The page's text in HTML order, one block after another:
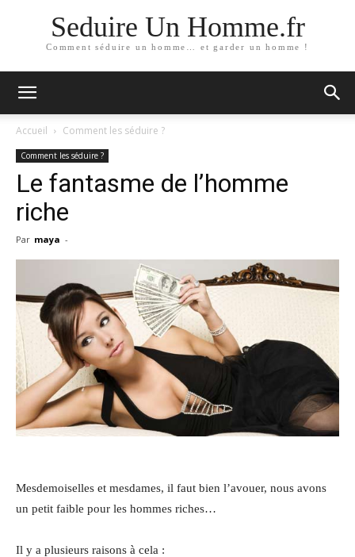
Seduire Un Homme.fr
Comment séduire un homme… et garder un homme !
Accueil Comment les séduire ?
Comment les séduire ?
Le fantasme de l’homme
riche
Par maya -
Mesdemoiselles et mesdames, il faut bien l’avouer, nous avons
un petit faible pour les hommes riches…
Il y a plusieurs raisons à cela :